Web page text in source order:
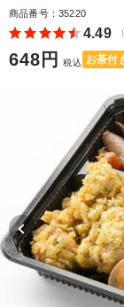
商品番号：35220
4.49
648円 税込 お茶付